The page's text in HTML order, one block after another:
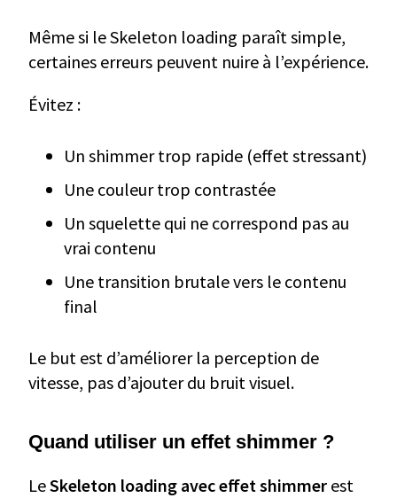
Même si le Skeleton loading paraît simple,
certaines erreurs peuvent nuire à l’expérience.
Évitez :
Un shimmer trop rapide (effet stressant)
Une couleur trop contrastée
Un squelette qui ne correspond pas au
vrai contenu
Une transition brutale vers le contenu
final
Le but est d’améliorer la perception de
vitesse, pas d’ajouter du bruit visuel.
Quand utiliser un effet shimmer ?
LeSkeleton loading avec effet shimmer est